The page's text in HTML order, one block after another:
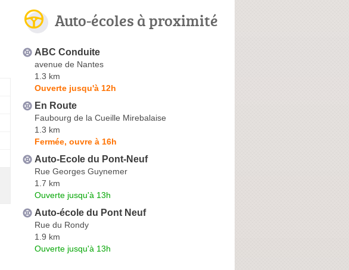
Auto-écoles à proximité
ABC Conduite
avenue de Nantes
1.3 km
Ouverte jusqu'à 12h
En Route
Faubourg de la Cueille Mirebalaise
1.3 km
Fermée, ouvre à 16h
Auto-Ecole du Pont-Neuf
Rue Georges Guynemer
1.7 km
Ouverte jusqu'à 13h
Auto-école du Pont Neuf
Rue du Rondy
1.9 km
Ouverte jusqu'à 13h